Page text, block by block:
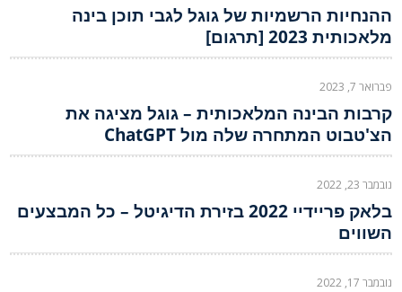
ההנחיות הרשמיות של גוגל לגבי תוכן בינה
מלאכותית 2023 [תרגום]
פברואר 7, 2023
קרבות הבינה המלאכותית – גוגל מציגה את
הצ'טבוט המתחרה שלה מול ChatGPT
נובמבר 23, 2022
בלאק פריידיי 2022 בזירת הדיגיטל – כל המבצעים
השווים
נובמבר 17, 2022